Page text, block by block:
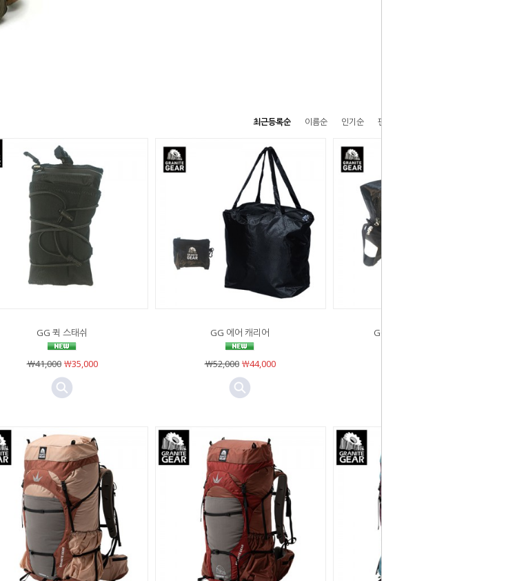
최근등록순 이름순 인기순 판매순
GG 퀵 스태쉬
￦41,000￦35,000
GG 에어 캐리어
￦52,000￦44,000
GG 에어 집색 9L_Black